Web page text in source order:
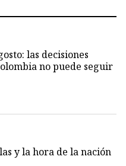
las decisiones
no puede seguir
y la hora de la nación